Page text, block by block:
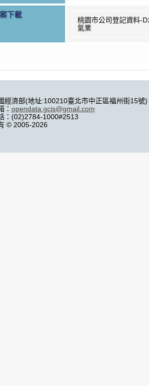
下載
桃園市公司登記資料-
氣業
經濟部(地址:100210臺北市中正區福州街15號)
： opendata.gcis@gmail.com
：(02)2784-1000#2513
© 2005-2026